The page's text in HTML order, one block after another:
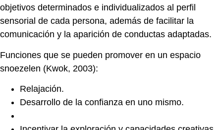
objetivos determinados e individualizados al perfil
sensorial de cada persona, además de facilitar la
comunicación y la aparición de conductas adaptadas.
Funciones que se pueden promover en un espacio
snoezelen (Kwok, 2003):
Relajación.
Desarrollo de la confianza en uno mismo.